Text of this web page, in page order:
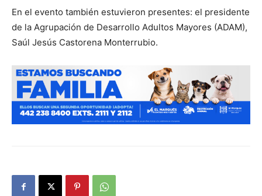
En el evento también estuvieron presentes: el presidente
de la Agrupación de Desarrollo Adultos Mayores (ADAM),
Saúl Jesús Castorena Monterrubio.